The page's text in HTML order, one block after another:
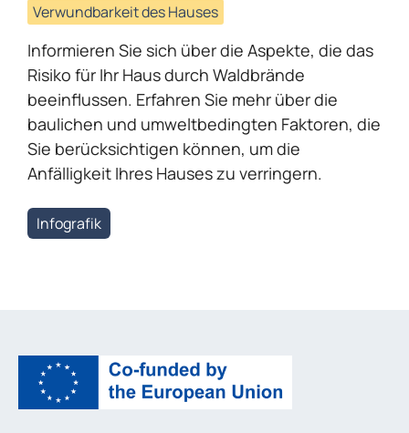
Verwundbarkeit des Hauses
Informieren Sie sich über die Aspekte, die das
Risiko für Ihr Haus durch Waldbrände
beeinflussen. Erfahren Sie mehr über die
baulichen und umweltbedingten Faktoren, die
Sie berücksichtigen können, um die
Anfälligkeit Ihres Hauses zu verringern.
Infografik